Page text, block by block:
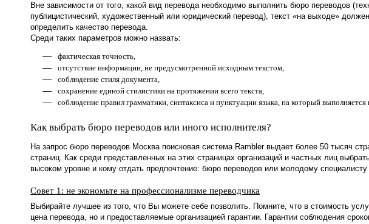
Вне зависимости от того, какой вид перевода необходимо выполнить бюро переводов
публицистический, художественный или юридический перевод), текст «на выходе»
определить качество перевода.
Среди таких параметров можно назвать:
фактическая точность,
отсутствие информации, не предусмотренной исходным текстом,
соблюдение стиля документа,
сохранение единой стилистики на протяжении всего текста,
соблюдение правил грамматики, синтаксиса и пунктуации языка, на который выполняется
Как выбрать бюро переводов или иного исполнителя?
На запрос бюро переводов Москва поисковая система Rambler выдает более 50 тысяч
страниц. Как среди представленных на этих страницах организаций и частных лиц
высоком уровне и кому отдать предпочтение: бюро переводов или молодому
Совет 1: не экономьте на профессионализме переводчика
Выбирайте лучшее из того, что Вы можете себе позволить. Помните, что в стоимость
цена перевода, но и предоставляемые организацией гарантии. Гарантии соблюдения